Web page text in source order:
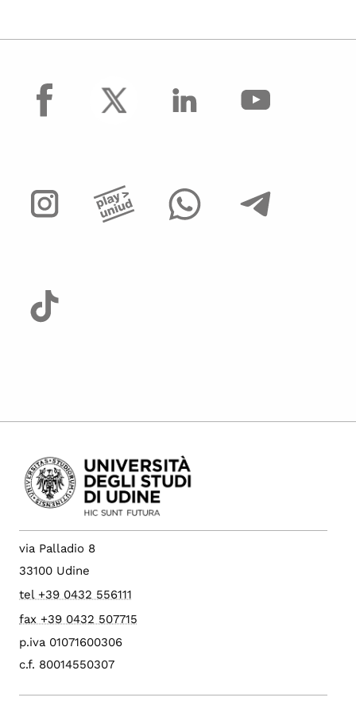
facebook
via Palladio 8
33100 Udine
tel +39 0432 556111
fax +39 0432 507715
p.iva 01071600306
c.f. 80014550307